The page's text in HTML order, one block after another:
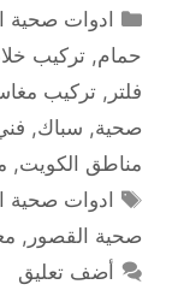
التصنيفات
ادوات صحية
حمام, تركيب
فلتر , تركيب
صحية, سباك,
مناطق الكويت,
الوسوم
ادوات صحية
صحية القصور ,
أضف تعليق